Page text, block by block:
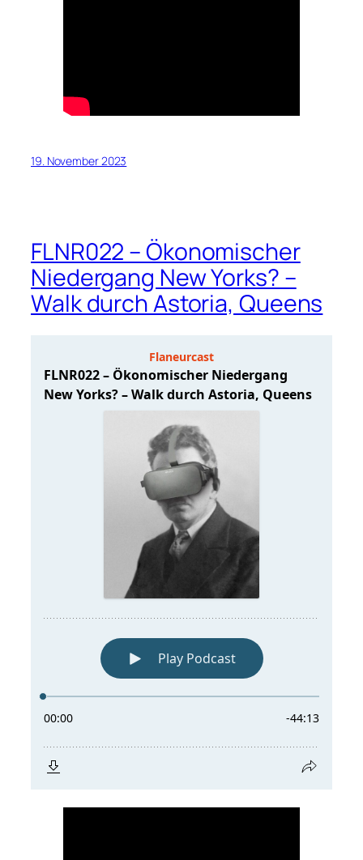
19. November 2023
FLNR022 – Ökonomischer
Niedergang New Yorks? –
Walk durch Astoria, Queens